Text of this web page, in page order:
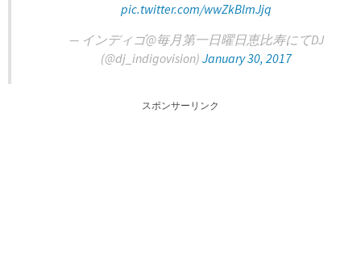
pic.twitter.com/wwZkBlmJjq
— インディゴ@毎月第一日曜日恵比寿にてDJ
(@dj_indigovision) January 30, 2017
スポンサーリンク